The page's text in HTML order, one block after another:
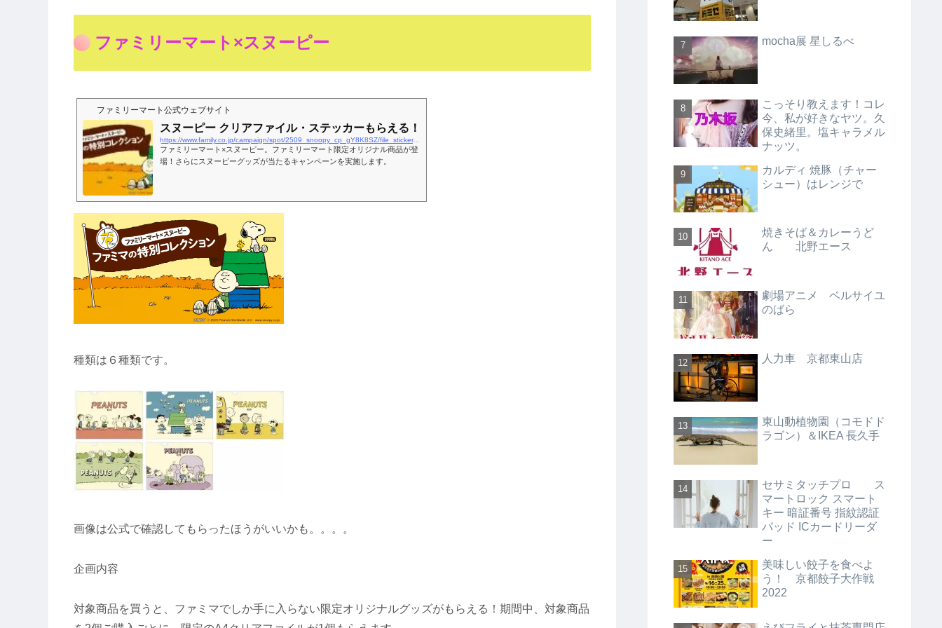
ファミリーマート×スヌーピー
ファミリーマート公式ウェブサイト
スヌーピー​ クリアファイル・ステッカーもらえる！​
https://www.family.co.jp/campaign/spot/2509_snoopy_cp_gY8K8SZ/file_sticker.html
ファミリーマート×スヌーピー。ファミリーマート限定オリジナル商品が登
場！さらにスヌーピーグッズが当たるキャンペーンを実施します。
種類は６種類です。
画像は公式で確認してもらったほうがいいかも。。。。
企画内容
対象商品を買うと、ファミマでしか手に入らない限定オリジナルグッズがもらえる！期間中、対象商品
mocha展 星しるべ
こっそり教えます！コレ
今、私が好きなヤツ。久
保史緒里。塩キャラメル
ナッツ。
カルディ 焼豚（チャー
シュー）はレンジで
焼きそば＆カレーうど
ん 北野エース
劇場アニメ ベルサイユ
のばら
人力車 京都東山店
東山動植物園（コモドド
ラゴン）＆IKEA 長久手
セサミタッチプロ ス
マートロック スマート
キー 暗証番号 指紋認証
パッド ICカードリーダ
ー
美味しい餃子を食べよ
う！ 京都餃子大作戦
2022